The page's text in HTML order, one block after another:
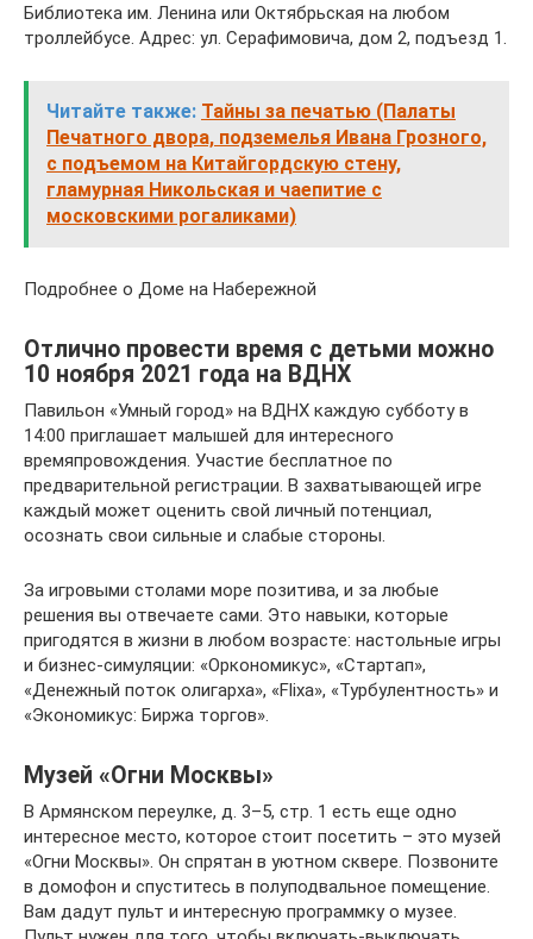
Библиотека им. Ленина или Октябрьская на любом
троллейбусе. Адрес: ул. Серафимовича, дом 2, подъезд 1.
Читайте также: Тайны за печатью (Палаты
Печатного двора, подземелья Ивана Грозного,
с подъемом на Китайгордскую стену,
гламурная Никольская и чаепитие с
московскими рогаликами)
Подробнее о Доме на Набережной
Отлично провести время с детьми можно
10 ноября 2021 года на ВДНХ
Павильон «Умный город» на ВДНХ каждую субботу в
14:00 приглашает малышей для интересного
времяпровождения. Участие бесплатное по
предварительной регистрации. В захватывающей игре
каждый может оценить свой личный потенциал,
осознать свои сильные и слабые стороны.
За игровыми столами море позитива, и за любые
решения вы отвечаете сами. Это навыки, которые
пригодятся в жизни в любом возрасте: настольные игры
и бизнес-симуляции: «Оркономикус», «Стартап»,
«Денежный поток олигарха», «Flixa», «Турбулентность» и
«Экономикус: Биржа торгов».
Музей «Огни Москвы»
В Армянском переулке, д. 3–5, стр. 1 есть еще одно
интересное место, которое стоит посетить – это музей
«Огни Москвы». Он спрятан в уютном сквере. Позвоните
в домофон и спуститесь в полуподвальное помещение.
Вам дадут пульт и интересную программку о музее.